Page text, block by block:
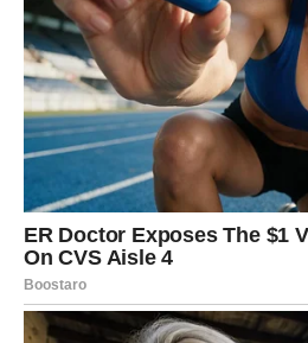
kada se vaša stručnost i
Ako ste razmišljali o promeni
signal šta ima smisla, a šta ne.
hladne glave, ali sa velikom
projekat može vas iznenaditi, ali
za sledeći korak.
Finansije –
nagrada